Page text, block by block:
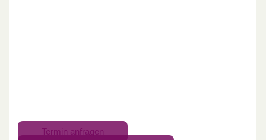
Termin anfragen